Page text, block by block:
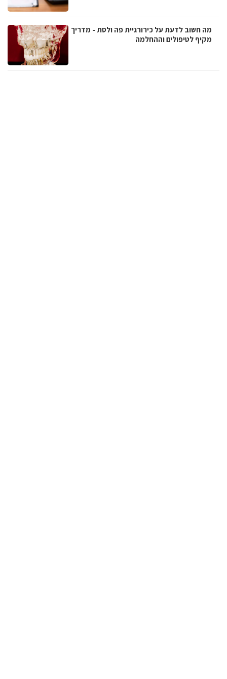
מה חשוב לדעת על כירורגיית פה ולסת - מדריך
מקיף לטיפולים וההחלמה